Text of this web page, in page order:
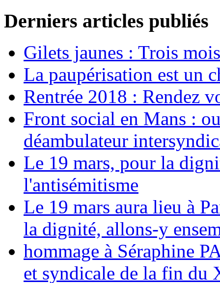
Derniers articles publiés
Gilets jaunes : Trois
La paupérisation est un
Rentrée 2018 : Rendez
Front social en Mans :
déambulateur
Le 19 mars, pour la
l'antisémitisme
Le 19 mars aura lieu à
la dignité, allons-y
hommage à Séraphine
et syndicale de la fin du